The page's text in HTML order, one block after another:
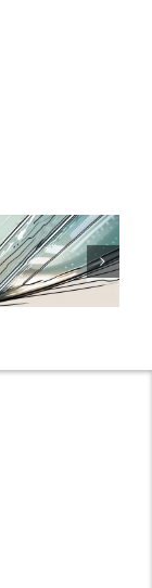
7
Expertentipps
für maximale